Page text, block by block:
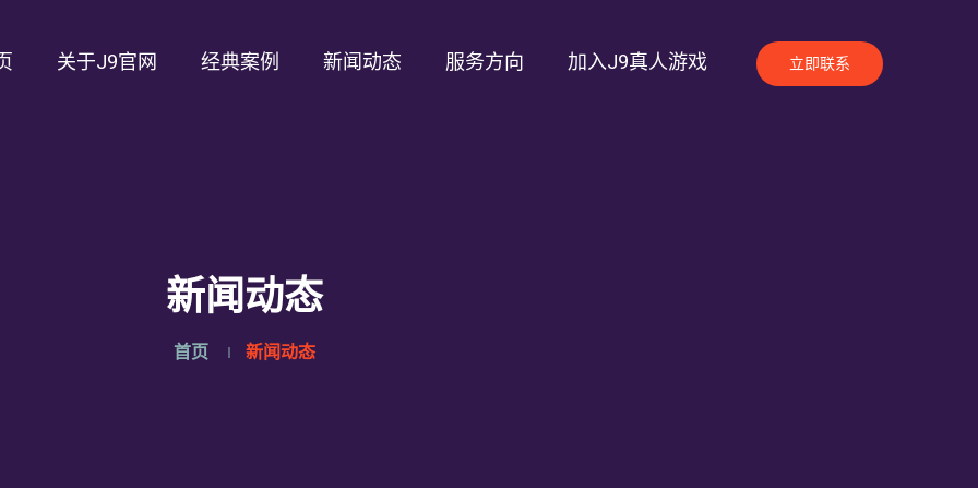
关于J9官网 经典案例 新闻动态 服务方向 加入J9真人游戏 立即联系
新闻动态
首页 新闻动态